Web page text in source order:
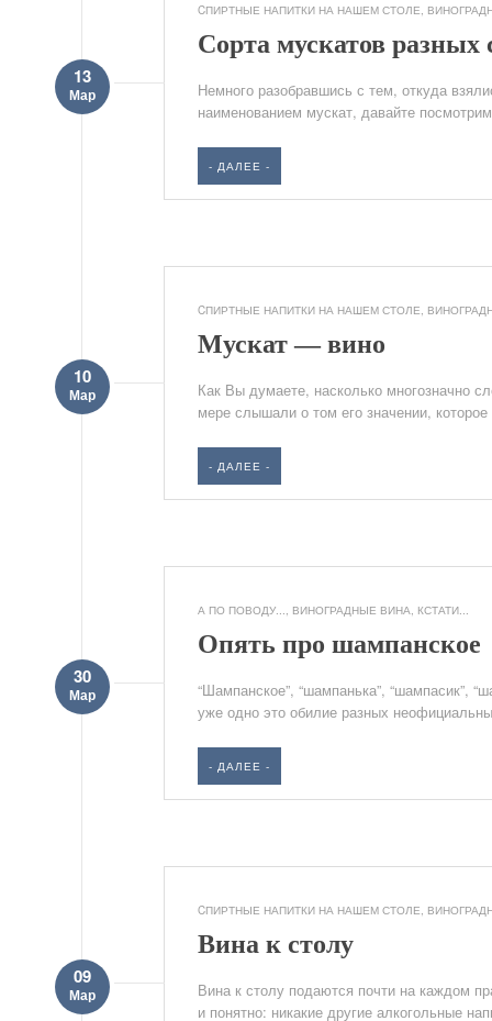
CПИРТНЫЕ НАПИТКИ НА НАШЕМ СТОЛЕ
Сорта мускатов разных
13
Мар
Немного разобравшись с тем, откуда
наименованием мускат, давайте
- ДАЛЕЕ -
CПИРТНЫЕ НАПИТКИ НА НАШЕМ СТОЛЕ
Мускат — вино
10
Мар
Как Вы думаете, насколько многозначно
мере слышали о том его значении,
- ДАЛЕЕ -
А ПО ПОВОДУ... ВИНОГРАДНЫЕ ВИНА КСТАТИ...
Опять про шампанское
30
Мар
“Шампанское”, “шампанька”, “шампасик”,
уже одно это обилие разных
- ДАЛЕЕ -
CПИРТНЫЕ НАПИТКИ НА НАШЕМ СТОЛЕ
Вина к столу
09
Мар
Вина к столу подаются почти на каждом
и понятно: никакие другие алкогольные